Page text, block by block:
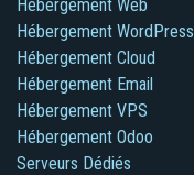
Hébergement Web
Hébergement WordPress
Hébergement Cloud
Hébergement Email
Hébergement VPS
Hébergement Odoo
Serveurs Dédiés